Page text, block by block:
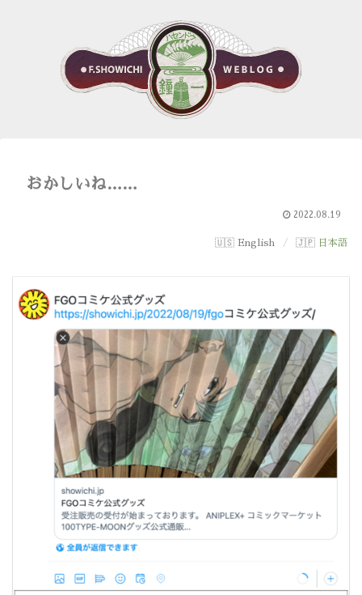
おかしいね……
2022.08.19
English 日本語